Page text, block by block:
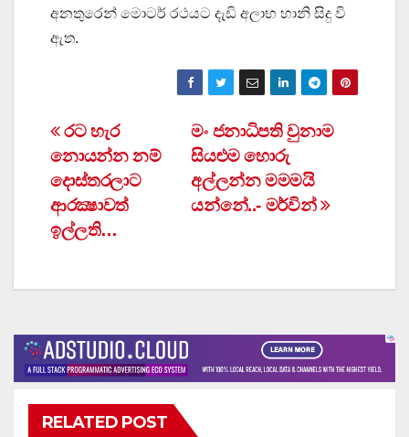
අනතුරෙන් මොටර් රථයට දැඩි අලාභ හානි සිදු වි
ඇත.
Post
navigation
මං ජනාධිපති වුනාම
සියළුම හොරු
අල්ලන්න මමමයි
යන්නේ..- මර්වින්
රට හැර
නොයන්න නම්
දොස්තරලාට
ආරක්‍ෂාවත්
ඉල්ලති…
RELATED POST